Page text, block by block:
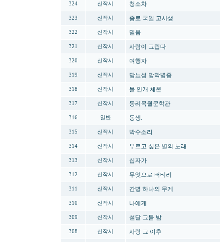
324 신작시 청소차
323 신작시 종로 국일 고시생
322 신작시 믿음
321 신작시 사람이 그립다
320 신작시 여행자
319 신작시 당뇨성 망막병증
318 신작시 물 안개 체온
317 신작시 동리목월문학관
316 일반 동생.
315 신작시 박수소리
314 신작시 부르고 싶은 별의 노래
313 신작시 십자가
312 신작시 무엇으로 버티리
311 신작시 간병 하나의 무게
310 신작시 나에게
309 신작시 섣달 그믐 밤
308 신작시 사랑 그 이후